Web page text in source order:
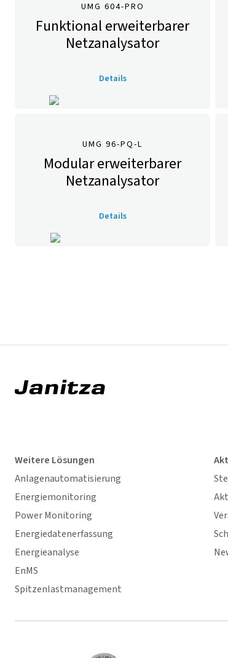
UMG 604-PRO
Funktional erweiterbarer
Netzanalysator
Details
UMG 96-PQ-L
Modular erweiterbarer
Netzanalysator
Details
Weitere Lösungen
Anlagenautomatisierung
Energiemonitoring
Power Monitoring
Energiedatenerfassung
Energieanalyse
EnMS
Spitzenlastmanagement